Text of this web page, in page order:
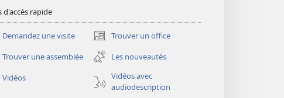
d'accès rapide
Demandez une visite Trouver un office
(ouvre
une
nouvelle
fenêtre)
Trouver une assemblée
Les nouveautés
Vidéos
Vidéos avec
audiodescription